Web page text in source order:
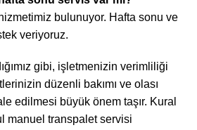
bulunuyor. Hafta sonu ve
veriyoruz.
gibi, işletmenizin verimliliği
düzenli bakımı ve olası
edilmesi büyük önem taşır. Kural
manuel transpalet servisi